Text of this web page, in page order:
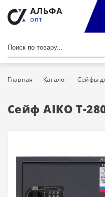
Главная Каталог Сейфы
Сейф AIKO Т-